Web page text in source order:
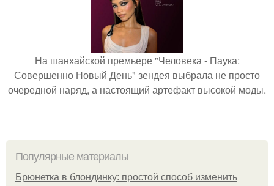
На шанхайской премьере "Человека - Паука:
Совершенно Новый День" зендея выбрала не просто
очередной наряд, а настоящий артефакт высокой моды.
Популярные материалы
Брюнетка в блондинку: простой способ изменить